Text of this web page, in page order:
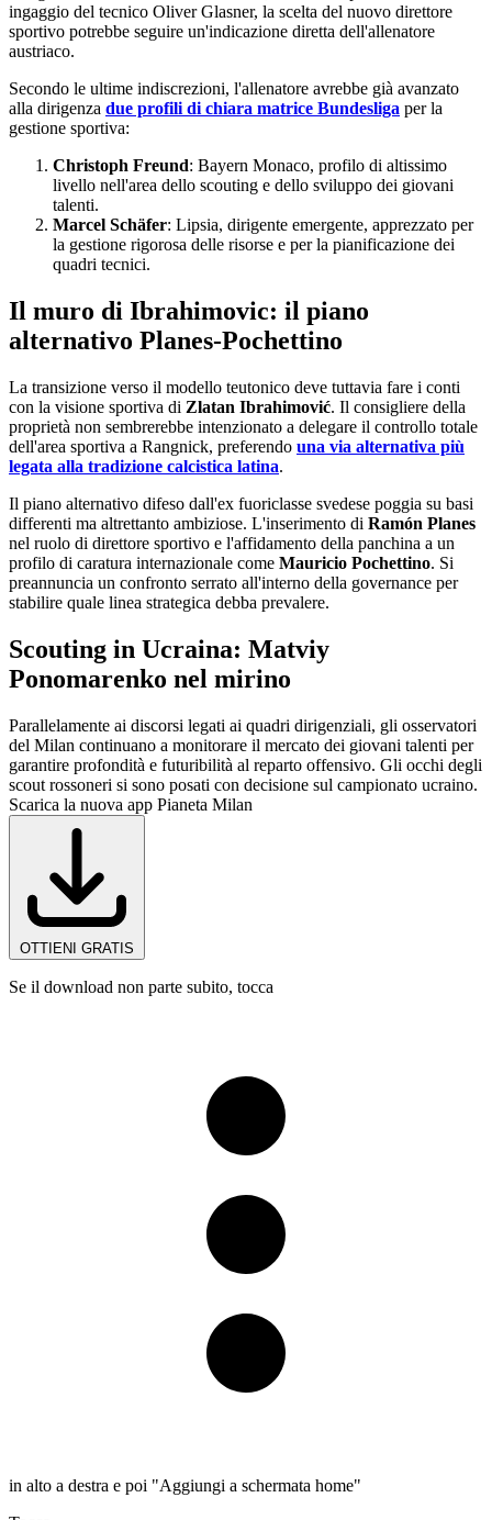
ingaggio del tecnico Oliver Glasner, la scelta del nuovo direttore
sportivo potrebbe seguire un'indicazione diretta dell'allenatore
austriaco.
Secondo le ultime indiscrezioni, l'allenatore avrebbe già avanzato
alla dirigenza due profili di chiara matrice Bundesliga per la
gestione sportiva:
Christoph Freund: Bayern Monaco, profilo di altissimo
livello nell'area dello scouting e dello sviluppo dei giovani
talenti.
Marcel Schäfer: Lipsia, dirigente emergente, apprezzato per
la gestione rigorosa delle risorse e per la pianificazione dei
quadri tecnici.
Il muro di Ibrahimovic: il piano
alternativo Planes-Pochettino
La transizione verso il modello teutonico deve tuttavia fare i conti
con la visione sportiva di Zlatan Ibrahimović. Il consigliere della
proprietà non sembrerebbe intenzionato a delegare il controllo totale
dell'area sportiva a Rangnick, preferendo una via alternativa più
legata alla tradizione calcistica latina.
Il piano alternativo difeso dall'ex fuoriclasse svedese poggia su basi
differenti ma altrettanto ambiziose. L'inserimento di Ramón Planes
nel ruolo di direttore sportivo e l'affidamento della panchina a un
profilo di caratura internazionale come Mauricio Pochettino. Si
preannuncia un confronto serrato all'interno della governance per
stabilire quale linea strategica debba prevalere.
Scouting in Ucraina: Matviy
Ponomarenko nel mirino
Parallelamente ai discorsi legati ai quadri dirigenziali, gli osservatori
del Milan continuano a monitorare il mercato dei giovani talenti per
garantire profondità e futuribilità al reparto offensivo. Gli occhi degli
scout rossoneri si sono posati con decisione sul campionato ucraino.
Scarica la nuova app Pianeta Milan
OTTIENI GRATIS
Se il download non parte subito, tocca
in alto a destra e poi "Aggiungi a schermata home"